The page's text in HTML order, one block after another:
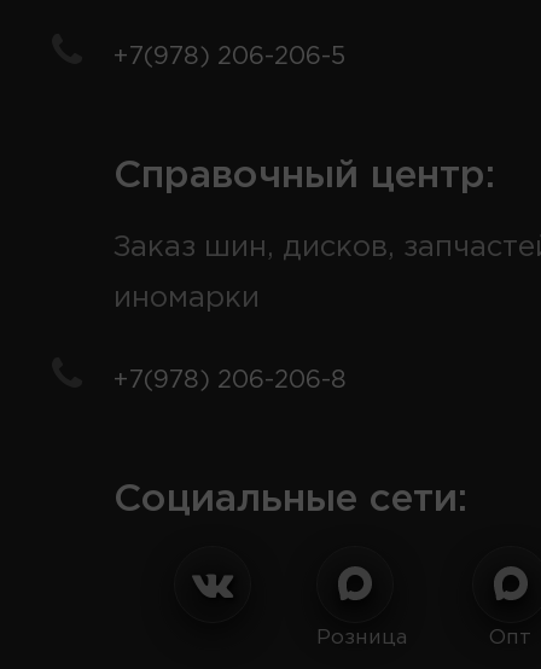
+7(978) 206-206-5
Справочный центр:
Заказ шин, дисков,
иномарки
+7(978) 206-206-8
Социальные сети:
Розница Опт